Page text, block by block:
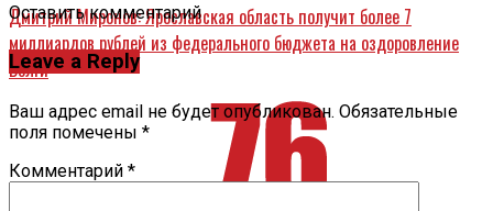
Дмитрий Миронов: Ярославская область получит более 7
миллиардов рублей из федерального бюджета на оздоровление
Волги
Оставить комментарий
Leave a Reply
Ваш адрес email не будет опубликован. Обязательные
поля помечены *
Комментарий *